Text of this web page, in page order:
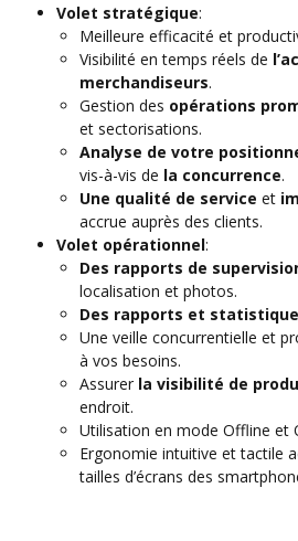
Volet stratégique:
Meilleure efficacité et
Visibilité en temps réels de
merchandiseurs.
Gestion des opérations
et sectorisations.
Analyse de votre
vis-à-vis de la concurrence.
Une qualité de service et
accrue auprès des clients.
Volet opérationnel:
Des rapports de
localisation et photos.
Des rapports et
Une veille concurrentielle et
à vos besoins.
Assurer la visibilité de
endroit.
Utilisation en mode Offline et
Ergonomie intuitive et tactile
tailles d’écrans des